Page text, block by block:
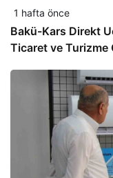
1 hafta önce
Bakü-Kars Direkt
Ticaret ve Turizme